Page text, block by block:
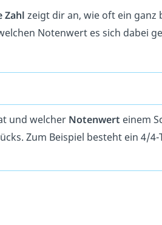
Zahl zeigt dir an, wie oft ein ganz
Notenwert es sich dabei
und welcher Notenwert einem
Zum Beispiel besteht ein 4/4-